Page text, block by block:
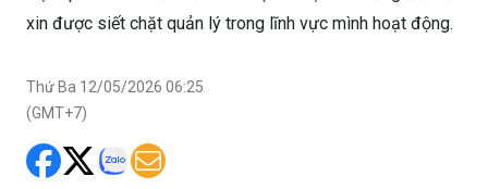
Thứ Ba 12/05/2026 06:25
Trước đó, DN này kiến nghị nâng thời gian